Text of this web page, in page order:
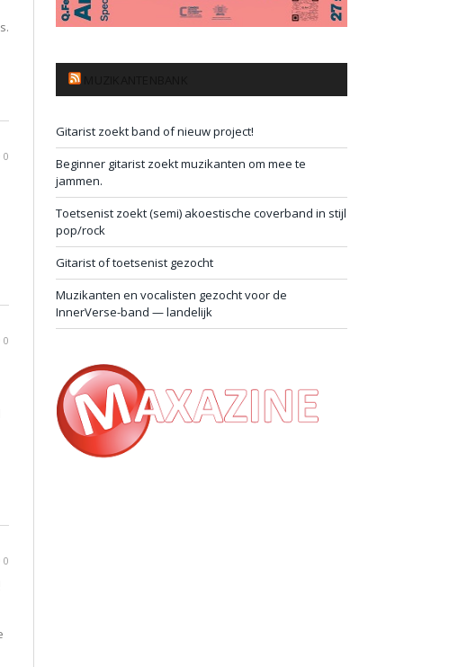
0
0
0
Gitarist zoekt band of nieuw project!
Beginner gitarist zoekt muzikanten om mee te
jammen.
Toetsenist zoekt (semi) akoestische coverband in stijl
pop/rock
Gitarist of toetsenist gezocht
Muzikanten en vocalisten gezocht voor de
InnerVerse-band — landelijk